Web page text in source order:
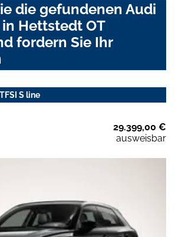
die gefundenen Audi
Hettstedt OT
fordern Sie Ihr
S line
29.399,00 €
ausweisbar